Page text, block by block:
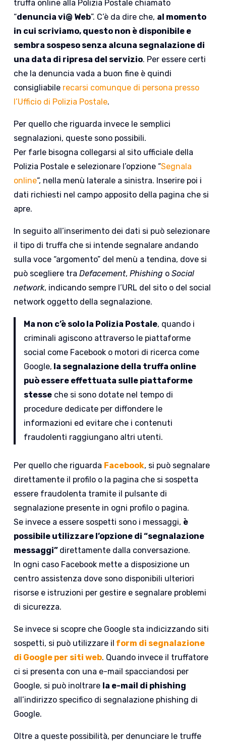
truffa online alla Polizia Postale chiamato
“denuncia vi@ Web”. C’è da dire che, al momento
in cui scriviamo, questo non è disponibile e
sembra sospeso senza alcuna segnalazione di
una data di ripresa del servizio. Per essere certi
che la denuncia vada a buon fine è quindi
consigliabile recarsi comunque di persona presso
l’Ufficio di Polizia Postale.
Per quello che riguarda invece le semplici
segnalazioni, queste sono possibili.
Per farle bisogna collegarsi al sito ufficiale della
Polizia Postale e selezionare l’opzione “Segnala
online“, nella menù laterale a sinistra. Inserire poi i
dati richiesti nel campo apposito della pagina che si
apre.
In seguito all’inserimento dei dati si può selezionare
il tipo di truffa che si intende segnalare andando
sulla voce “argomento” del menù a tendina, dove si
può scegliere traDefacement,Phishing oSocial
network, indicando sempre l’URL del sito o del social
network oggetto della segnalazione.
Ma non c’è solo la Polizia Postale, quando i
criminali agiscono attraverso le piattaforme
social come Facebook o motori di ricerca come
Google, la segnalazione della truffa online
può essere effettuata sulle piattaforme
stesse che si sono dotate nel tempo di
procedure dedicate per diffondere le
informazioni ed evitare che i contenuti
fraudolenti raggiungano altri utenti.
Per quello che riguarda Facebook, si può segnalare
direttamente il profilo o la pagina che si sospetta
essere fraudolenta tramite il pulsante di
segnalazione presente in ogni profilo o pagina.
Se invece a essere sospetti sono i messaggi, è
possibile utilizzare l’opzione di “segnalazione
messaggi” direttamente dalla conversazione.
In ogni caso Facebook mette a disposizione un
centro assistenza dove sono disponibili ulteriori
risorse e istruzioni per gestire e segnalare problemi
di sicurezza.
Se invece si scopre che Google sta indicizzando siti
sospetti, si può utilizzare il form di segnalazione
di Google per siti web. Quando invece il truffatore
ci si presenta con una e-mail spacciandosi per
Google, si può inoltrare la e-mail di phishing
all’indirizzo specifico di segnalazione phishing di
Google.
Oltre a queste possibilità, per denunciare le truffe